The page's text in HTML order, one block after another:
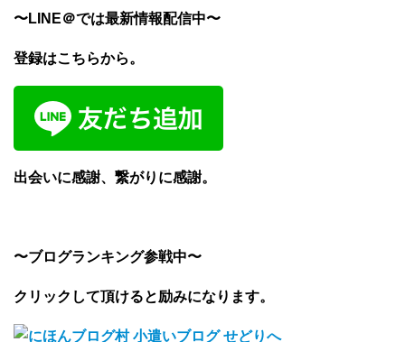
〜LINE＠では最新情報配信中〜
登録はこちらから。
出会いに感謝、繋がりに感謝。
〜ブログランキング参戦中〜
クリックして頂けると励みになります。